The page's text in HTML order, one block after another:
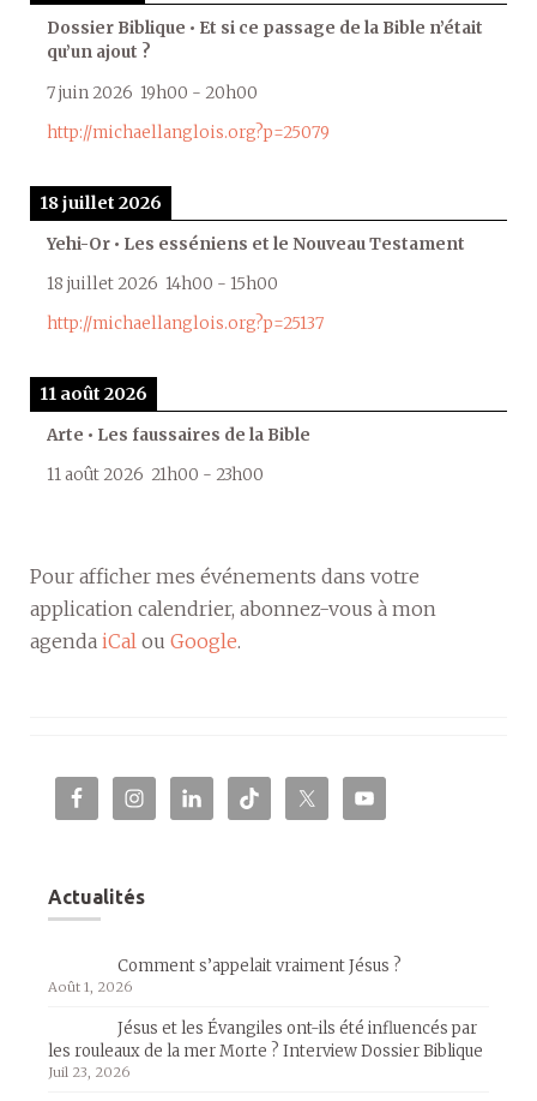
Dossier Biblique • Et si ce passage de la Bible n’était
qu’un ajout ?
7 juin 2026 19h00 - 20h00
http://michaellanglois.org?p=25079
18 juillet 2026
Yehi-Or • Les esséniens et le Nouveau Testament
18 juillet 2026 14h00 - 15h00
http://michaellanglois.org?p=25137
11 août 2026
Arte • Les faussaires de la Bible
11 août 2026 21h00 - 23h00
Pour afficher mes événements dans votre
application calendrier, abonnez-vous à mon
agenda iCal ou Google.
Actualités
Comment s’appelait vraiment Jésus ?
Août 1, 2026
Jésus et les Évangiles ont-ils été influencés par
les rouleaux de la mer Morte ? Interview Dossier Biblique
Juil 23, 2026